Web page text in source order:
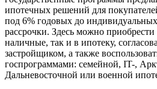
ипотечных решений для
под 6% годовых до
рассрочки. Здесь можно приобрести
наличные, так и в ипотеку,
застройщиком, а также
госпрограммами: семейной, IT-,
Дальневосточной или военной